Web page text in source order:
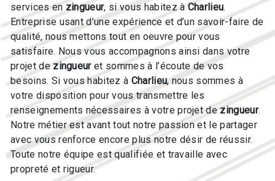
services enzingueur, si vous habitez àCharlieu.
Entreprise usant d’une expérience et d’un savoir-faire de
qualité, nous mettons tout en oeuvre pour vous
satisfaire. Nous vous accompagnons ainsi dans votre
projet dezingueuret sommes à l’écoute de vos
besoins. Si vous habitez à Charlieu, nous sommes à
votre disposition pour vous transmettre les
renseignements nécessaires à votre projet dezingueur.
Notre métier est avant tout notre passion et le partager
avec vous renforce encore plus notre désir de réussir.
Toute notre équipe est qualifiée et travaille avec
propreté et rigueur.